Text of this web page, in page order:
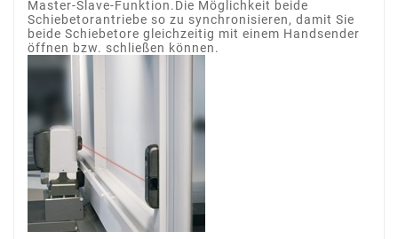
Master-Slave-Funktion.Die Möglichkeit beide
Schiebetorantriebe so zu synchronisieren, damit Sie
beide Schiebetore gleichzeitig mit einem Handsender
öffnen bzw. schließen können.